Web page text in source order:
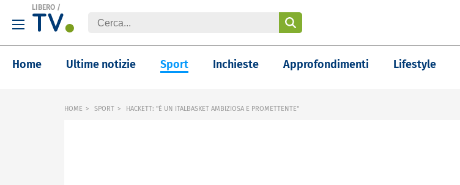
LIBERO /
Home Ultime notizie Sport Inchieste Approfondimenti Lifestyle
HOME SPORT HACKETT: "È UN ITALBASKET AMBIZIOSA E PROMETTENTE"